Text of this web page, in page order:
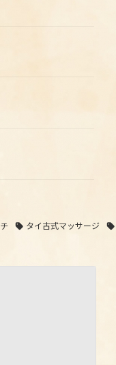
タイ古式マッサージ